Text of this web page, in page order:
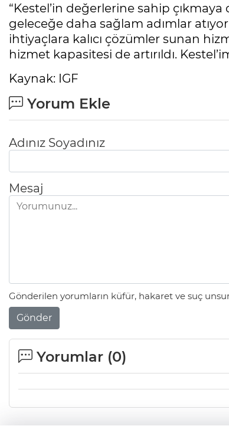
“Kestel’in değerlerine sahip
geleceğe daha sağlam adımlar
ihtiyaçlara kalıcı çözümler sunan
hizmet kapasitesi de artırıldı.
Kaynak: IGF
Yorum Ekle
Adınız Soyadınız
Mesaj
Gönderilen yorumların küfür, hakaret ve suç
Gönder
Yorumlar (0)